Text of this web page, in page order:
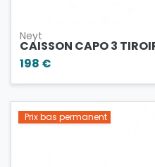
Neyt
CAISSON CAPO 3
198 €
Prix bas permanent